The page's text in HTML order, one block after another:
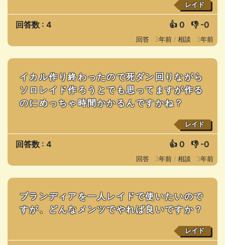
レイド
回答数 : 4 👍 0 👎 -0
回答 : 3年前 / 相談 : 3年前
イカル作り終わったので死ダン回りながら
ソロレイド作ろうとでも思ってますが作る
のにめっちゃ時間かかるんですかね？
レイド
回答数 : 4 👍 0 👎 -0
回答 : 3年前 / 相談 : 3年前
ブランディアを一人レイドで使いたいので
すが、どんなメンツでやれば良いですか？
レイド